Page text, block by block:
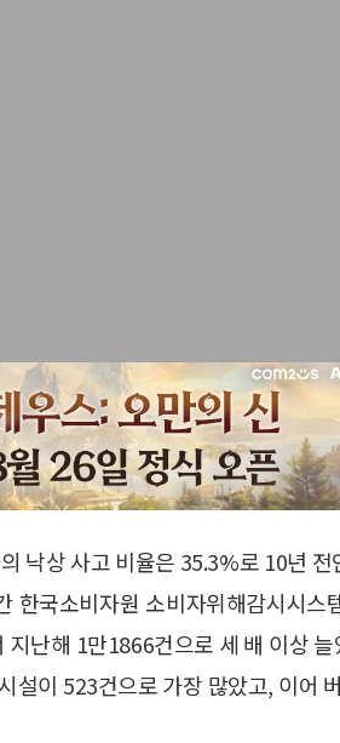
낙상 사고 비율은 35.3%로 10년
국소비자원 소비자위해감시시스
난해 1만1866건으로 세 배 이상 늘
설이 523건으로 가장 많았고, 이어